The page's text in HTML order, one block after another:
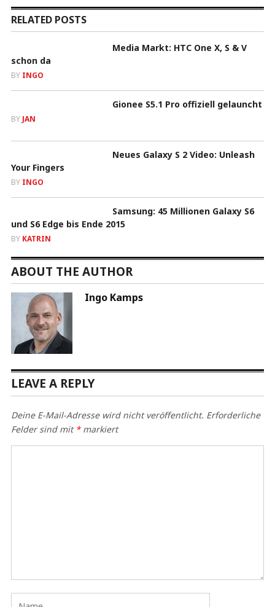
RELATED POSTS
Media Markt: HTC One X, S & V
schon da
BY INGO
Gionee S5.1 Pro offiziell gelauncht
BY JAN
Neues Galaxy S 2 Video: Unleash
Your Fingers
BY INGO
Samsung: 45 Millionen Galaxy S6
und S6 Edge bis Ende 2015
BY KATRIN
ABOUT THE AUTHOR
Ingo Kamps
LEAVE A REPLY
Deine E-Mail-Adresse wird nicht veröffentlicht. Erforderliche
Felder sind mit *markiert